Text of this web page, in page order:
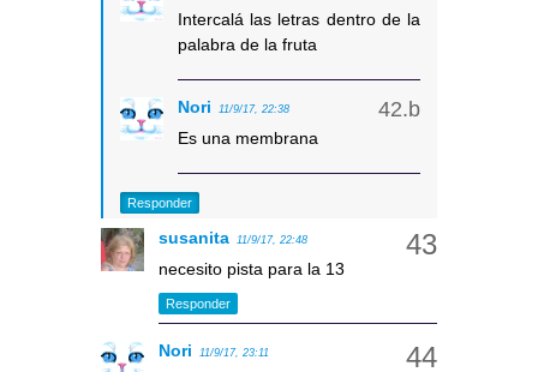
Intercalá las letras dentro de la
palabra de la fruta
Nori 11/9/17, 22:38
Es una membrana
Responder
susanita 11/9/17, 22:48
necesito pista para la 13
Responder
Nori 11/9/17, 23:11